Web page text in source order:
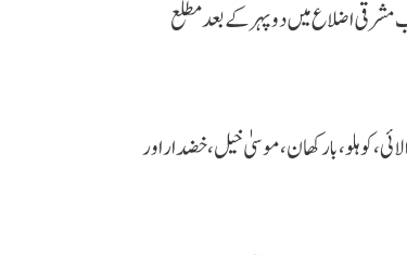
مشرقی اضلاع میں دوپہر کے بعد مطلع
کوہلو، بارکھان، موسیٰ خیل، خضدار اور